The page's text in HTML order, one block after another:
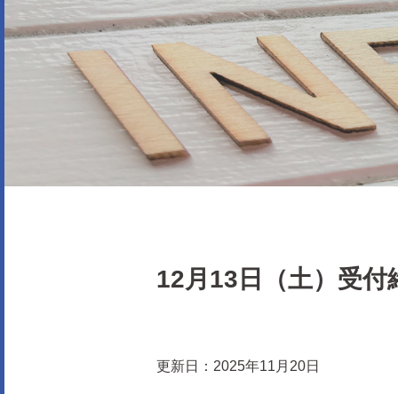
12月13日（土）受
更新日：2025年11月20日